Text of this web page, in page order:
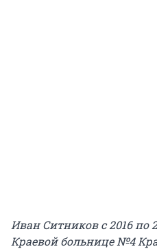
Иван Ситников с 2016 по
Краевой больнице №4